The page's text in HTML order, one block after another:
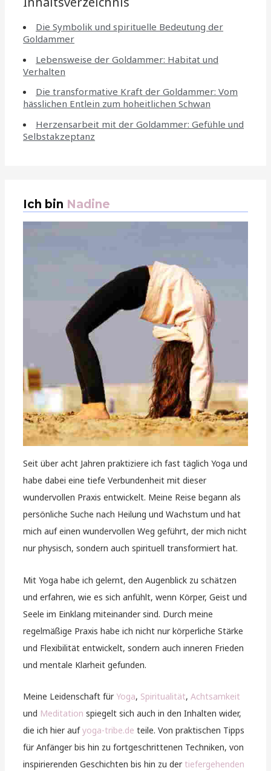
Die Symbolik und spirituelle Bedeutung der
Goldammer
Lebensweise der Goldammer: Habitat und
Verhalten
Die transformative Kraft der Goldammer: Vom
hässlichen Entlein zum hoheitlichen Schwan
Herzensarbeit mit der Goldammer: Gefühle und
Selbstakzeptanz
Ich bin Nadine
Seit über acht Jahren praktiziere ich fast täglich Yoga und
habe dabei eine tiefe Verbundenheit mit dieser
wundervollen Praxis entwickelt. Meine Reise begann als
persönliche Suche nach Heilung und Wachstum und hat
mich auf einen wundervollen Weg geführt, der mich nicht
nur physisch, sondern auch spirituell transformiert hat.
Mit Yoga habe ich gelernt, den Augenblick zu schätzen
und erfahren, wie es sich anfühlt, wenn Körper, Geist und
Seele im Einklang miteinander sind. Durch meine
regelmäßige Praxis habe ich nicht nur körperliche Stärke
und Flexibilität entwickelt, sondern auch inneren Frieden
und mentale Klarheit gefunden.
Meine Leidenschaft für Yoga, Spiritualität,Achtsamkeit
und Meditation spiegelt sich auch in den Inhalten wider,
die ich hier aufyoga-tribe.de teile. Von praktischen Tipps
für Anfänger bis hin zu fortgeschrittenen Techniken, von
inspirierenden Geschichten bis hin zu der tiefergehenden